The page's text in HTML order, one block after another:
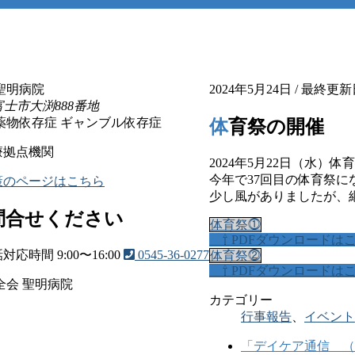
2024年5月24日 / 最終更新
体育祭の開催
2024年5月22日（水）体
今年で37回目の体育祭に
少し風がありましたが、
体育祭⓵
⇧ PDFダウンロードは
体育祭⓶
⇧ PDFダウンロードは
カテゴリー
行事報告
イベント
「デイケア通信
士市大渕888番地
物依存症 ギャンブル依存症
点機関
ページはこちら
合せください
応時間 9:00〜16:00 0545-36-0277
会 聖明病院